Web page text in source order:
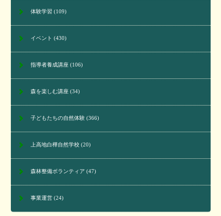
体験学習 (109)
イベント (430)
指導者養成講座(106)
森を楽しむ講座(34)
子どもたちの自然体験(366)
上高地白樺自然学校(20)
森林整備ボランティア (47)
事業運営(24)